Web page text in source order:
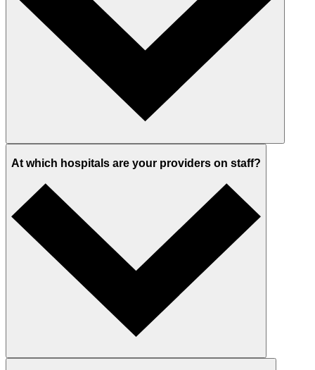
At which hospitals are your providers on staff?